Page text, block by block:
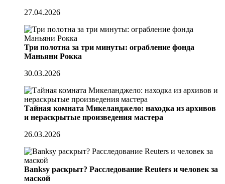
27.04.2026
Три полотна за три минуты: ограбление фонда
Маньяни Рокка
30.03.2026
Тайная комната Микеланджело: находка из архивов
и нераскрытые произведения мастера
26.03.2026
Banksy раскрыт? Расследование Reuters и человек за
маской